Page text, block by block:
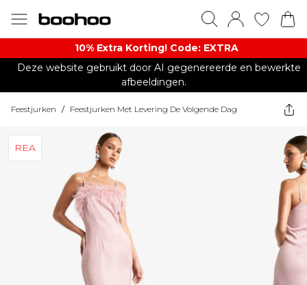
10% Extra Korting! Code: EXTRA​
Deze website gebruikt door AI gegenereerde en bewerkte
afbeeldingen.
Feestjurken / Feestjurken Met Levering De Volgende Dag
REA